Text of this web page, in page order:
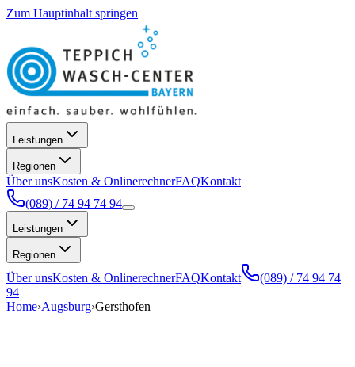
Zum Hauptinhalt springen
Leistungen
Regionen
Über unsKosten & OnlinerechnerFAQKontakt
(089) / 74 94 74 94
Leistungen
Regionen
Über unsKosten & OnlinerechnerFAQKontakt
(089) / 74 94 74
94
Home›Augsburg›Gersthofen